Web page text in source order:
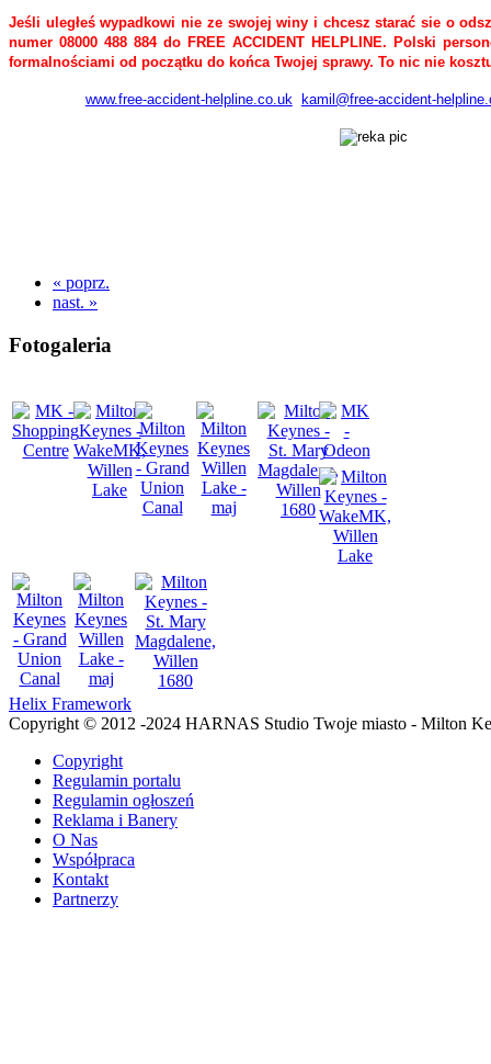
Jeśli uległeś wypadkowi nie ze swojej winy i chcesz starać sie o
numer 08000 488 884 do FREE ACCIDENT HELPLINE. Polski
formalnościami od początku do końca Twojej sprawy. To nic nie
www.free-accident-helpline.co.uk kamil@free-accident-
« poprz.
nast. »
Fotogaleria
Helix Framework
Copyright © 2012 -2024 HARNAS Studio Twoje miasto - Milton
Copyright
Regulamin portalu
Regulamin ogłoszeń
Reklama i Banery
O Nas
Współpraca
Kontakt
Partnerzy